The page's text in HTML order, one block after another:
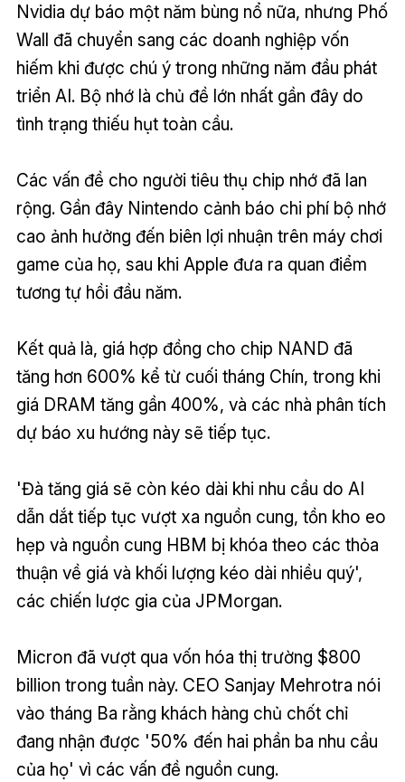
Nvidia dự báo một năm bùng nổ nữa, nhưng Phố
Wall đã chuyển sang các doanh nghiệp vốn
hiếm khi được chú ý trong những năm đầu phát
triển AI. Bộ nhớ là chủ đề lớn nhất gần đây do
tình trạng thiếu hụt toàn cầu.
Các vấn đề cho người tiêu thụ chip nhớ đã lan
rộng. Gần đây Nintendo cảnh báo chi phí bộ nhớ
cao ảnh hưởng đến biên lợi nhuận trên máy chơi
game của họ, sau khi Apple đưa ra quan điểm
tương tự hồi đầu năm.
Kết quả là, giá hợp đồng cho chip NAND đã
tăng hơn 600% kể từ cuối tháng Chín, trong khi
giá DRAM tăng gần 400%, và các nhà phân tích
dự báo xu hướng này sẽ tiếp tục.
'Đà tăng giá sẽ còn kéo dài khi nhu cầu do AI
dẫn dắt tiếp tục vượt xa nguồn cung, tồn kho eo
hẹp và nguồn cung HBM bị khóa theo các thỏa
thuận về giá và khối lượng kéo dài nhiều quý',
các chiến lược gia của JPMorgan.
Micron đã vượt qua vốn hóa thị trường $800
billion trong tuần này. CEO Sanjay Mehrotra nói
vào tháng Ba rằng khách hàng chủ chốt chỉ
đang nhận được '50% đến hai phần ba nhu cầu
của họ' vì các vấn đề nguồn cung.